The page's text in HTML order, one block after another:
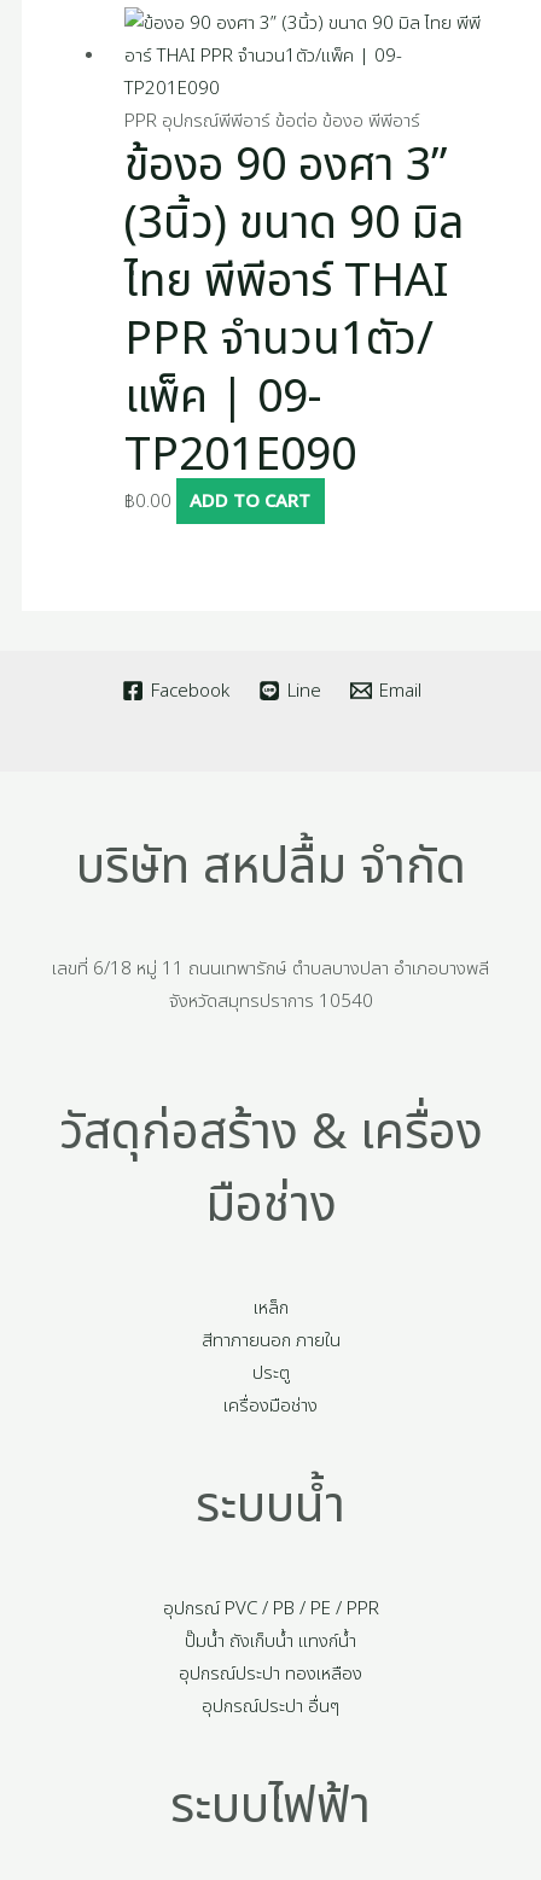
PPR อุปกรณ์พีพีอาร์ ข้อต่อ ข้องอ พีพีอาร์
ข้องอ 90 องศา 3”
(3นิ้ว) ขนาด 90 มิล
ไทย พีพีอาร์ THAI
PPR จำนวน1ตัว/
แพ็ค | 09-
TP201E090
฿0.00 ADD TO CART
Facebook Line Email
บริษัท สหปลื้ม จำกัด
เลขที่ 6/18 หมู่ 11 ถนนเทพารักษ์ ตำบลบางปลา อำเภอบางพลี
จังหวัดสมุทรปราการ 10540
วัสดุก่อสร้าง & เครื่อง
มือช่าง
เหล็ก
สีทาภายนอก ภายใน
ประตู
เครื่องมือช่าง
ระบบน้ำ
อุปกรณ์ PVC / PB / PE / PPR
ปั๊มน้ำ ถังเก็บน้ำ แทงก์น้ำ
อุปกรณ์ประปา ทองเหลือง
อุปกรณ์ประปา อื่นๆ
ระบบไฟฟ้า